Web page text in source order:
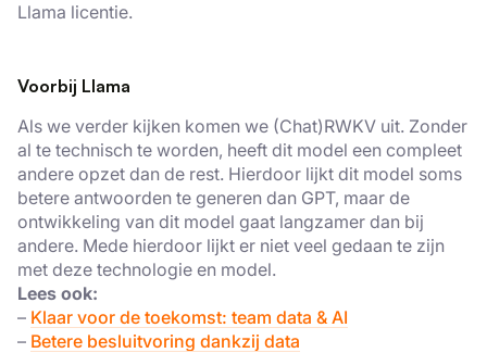
Llama licentie.
Voorbij Llama
Als we verder kijken komen we (Chat)RWKV uit. Zonder
al te technisch te worden, heeft dit model een compleet
andere opzet dan de rest. Hierdoor lijkt dit model soms
betere antwoorden te generen dan GPT, maar de
ontwikkeling van dit model gaat langzamer dan bij
andere. Mede hierdoor lijkt er niet veel gedaan te zijn
met deze technologie en model.
Lees ook:
– Klaar voor de toekomst: team data & AI
– Betere besluitvoring dankzij data